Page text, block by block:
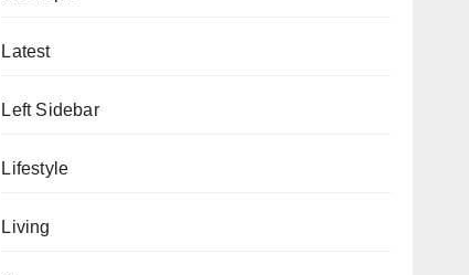
Latest
Left Sidebar
Lifestyle
Living